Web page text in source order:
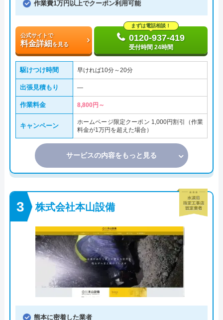
作業費1万円以上でクーポン利用可能
公式サイトで
料金詳細を見る
まずは電話相談！
0120-937-419
受付時間 24時間
駆けつけ時間 早ければ10分～20分
出張見積もり ―
作業料金 8,800円～
キャンペーン
ホームページ限定クーポン 1,000円割引（作業
料金が1万円を超えた場合）
サービスの内容をもっと見る
株式会社本山設備
熊本に密着した業者